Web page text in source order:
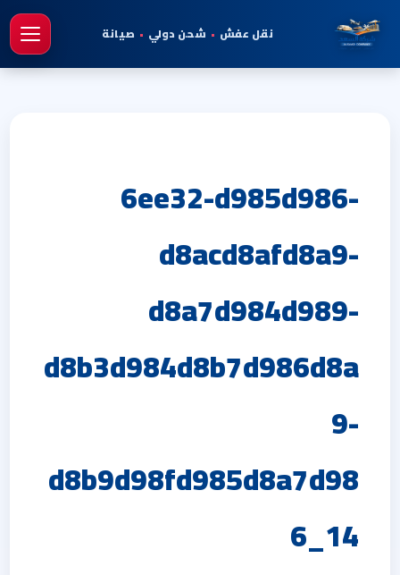
نقل عفش • شحن دولي • صيانة
6ee32-d985d986-
d8acd8afd8a9-
d8a7d984d989-
d8b3d984d8b7d986d8a
9-
d8b9d98fd985d8a7d98
6_14